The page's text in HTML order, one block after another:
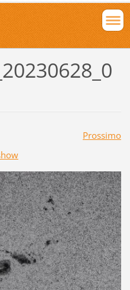
Prossimo